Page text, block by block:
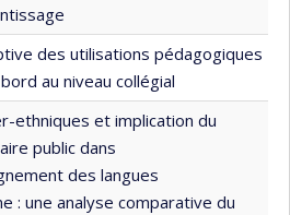
des utilisations pédagogiques
au niveau collégial
ethniques et implication du
public dans
des langues
: une analyse comparative du